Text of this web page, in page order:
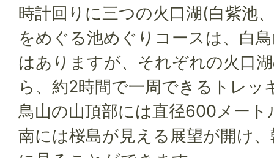
時計回りに三つの火口湖(白紫池
をめぐる池めぐりコースは、白
はありますが、それぞれの火口
ら、約2時間で一周できるトレッ
鳥山の山頂部には直径600メー
南には桜島が見える展望が開け